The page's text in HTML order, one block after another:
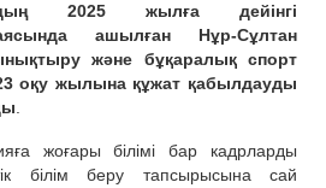
2025 жылға дейінгі
ашылған Нұр-Сұлтан
және бұқаралық спорт
оқу жылына құжат қабылдауды
жоғары білімі бар кадрларды
білім беру тапсырысына сай